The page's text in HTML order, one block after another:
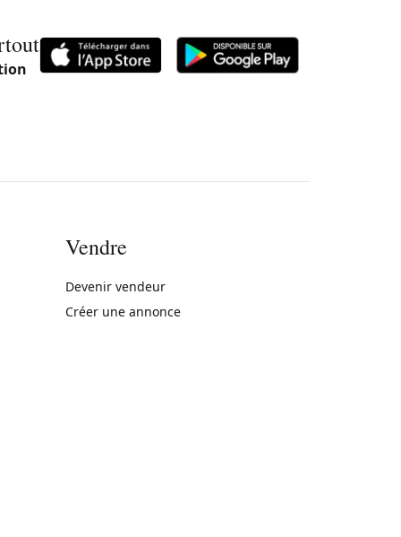
Vendre
Devenir vendeur
Créer une annonce